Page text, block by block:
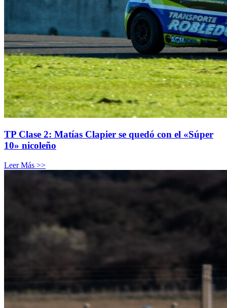
TP Clase 2: Matías Clapier se quedó con el «Súper
10» nicoleño
Leer Más >>